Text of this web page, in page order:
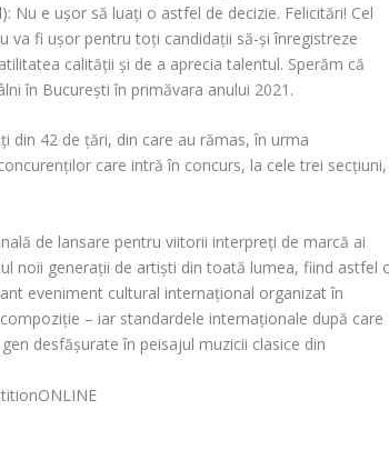
Nu e ușor să luați o astfel de decizie. Felicitări! Cel
va fi ușor pentru toți candidații să-și înregistreze
calității și de a aprecia talentul. Sperăm că
în București în primăvara anului 2021.
din 42 de țări, din care au rămas, în urma
care intră în concurs, la cele trei secțiuni,
de lansare pentru viitorii interpreți de marcă ai
noii generații de artiști din toată lumea, fiind astfel
eveniment cultural internațional organizat în
– iar standardele internaționale după care
desfășurate în peisajul muzicii clasice din